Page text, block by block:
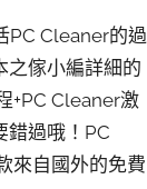
PC Cleaner的過
之傢小編詳細的
+PC Cleaner激
錯過哦！PC
來自國外的免費